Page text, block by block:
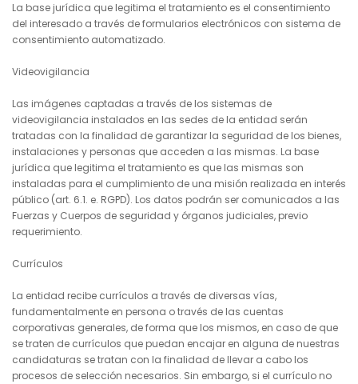
La base jurídica que legitima el tratamiento es el consentimiento
del interesado a través de formularios electrónicos con sistema de
consentimiento automatizado.
Videovigilancia
Las imágenes captadas a través de los sistemas de
videovigilancia instalados en las sedes de la entidad serán
tratadas con la finalidad de garantizar la seguridad de los bienes,
instalaciones y personas que acceden a las mismas. La base
jurídica que legitima el tratamiento es que las mismas son
instaladas para el cumplimiento de una misión realizada en interés
público (art. 6.1. e. RGPD). Los datos podrán ser comunicados a las
Fuerzas y Cuerpos de seguridad y órganos judiciales, previo
requerimiento.
Currículos
La entidad recibe currículos a través de diversas vías,
fundamentalmente en persona o través de las cuentas
corporativas generales, de forma que los mismos, en caso de que
se traten de currículos que puedan encajar en alguna de nuestras
candidaturas se tratan con la finalidad de llevar a cabo los
procesos de selección necesarios. Sin embargo, si el currículo no